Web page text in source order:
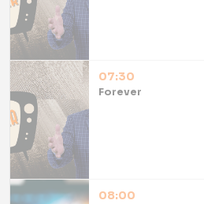
07:30
Forever
08:00